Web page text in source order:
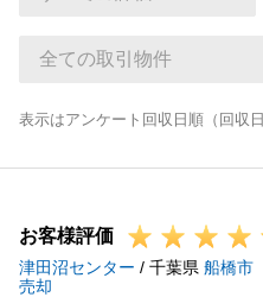
表示はアンケート回収日順（回収
お客様評価
津田沼センター / 千葉県 船橋市
売却